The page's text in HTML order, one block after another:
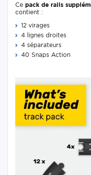
Ce pack de rails
contient :
12 virages
4 lignes droites
4 séparateurs
40 Snaps Action